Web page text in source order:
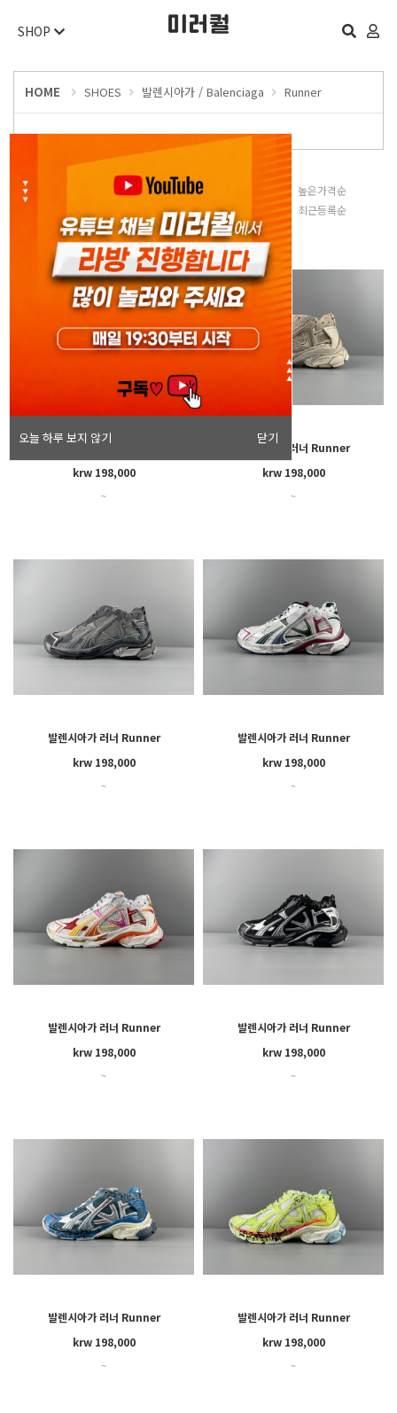
오늘 하루 보지 않기 닫기
SHOP
HOME SHOES 발렌시아가 / Balenciaga Runner
낮은가격순
높은가격순
후기많은순 최근등록순
Balenciaga Runner Led
krw 198,000
~
발렌시아가 러너 Runner
krw 198,000
~
발렌시아가 러너 Runner
krw 198,000
~
발렌시아가 러너 Runner
krw 198,000
~
발렌시아가 러너 Runner
krw 198,000
~
발렌시아가 러너 Runner
krw 198,000
~
발렌시아가 러너 Runner
krw 198,000
~
발렌시아가 러너 Runner
krw 198,000
~